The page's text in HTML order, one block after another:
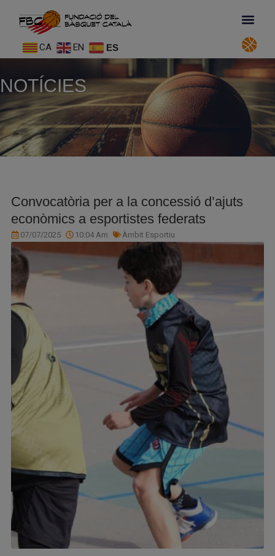
CA EN ES
NOTÍCIES
Convocatòria per a la concessió d’ajuts
econòmics a esportistes federats
07/07/2025 10:04 Am Àmbit Esportiu